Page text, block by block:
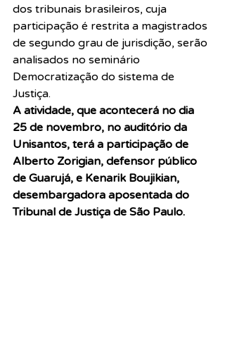
dos tribunais brasileiros, cuja
participação é restrita a magistrados
de segundo grau de jurisdição, serão
analisados no seminário
Democratização do sistema de
Justiça.
A atividade, que acontecerá no dia
25 de novembro, no auditório da
Unisantos, terá a participação de
Alberto Zorigian, defensor público
de Guarujá, e Kenarik Boujikian,
desembargadora aposentada do
Tribunal de Justiça de São Paulo.